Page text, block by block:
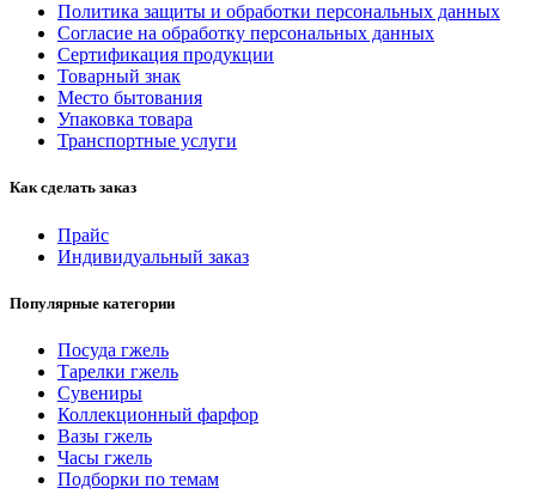
Политика защиты и обработки персональных данных
Согласие на обработку персональных данных
Сертификация продукции
Товарный знак
Место бытования
Упаковка товара
Транспортные услуги
Как сделать заказ
Прайс
Индивидуальный заказ
Популярные категории
Посуда гжель
Тарелки гжель
Сувениры
Коллекционный фарфор
Вазы гжель
Часы гжель
Подборки по темам